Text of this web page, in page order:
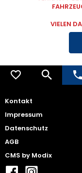
VIELEN
Kontakt
Impressum
Datenschutz
AGB
CMS by Modix